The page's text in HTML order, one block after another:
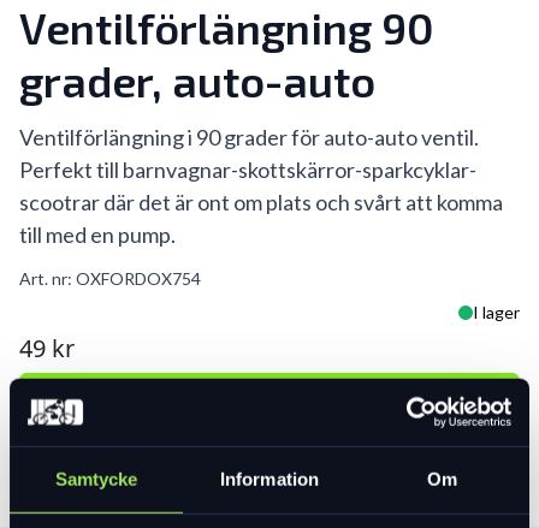
Samtycke Information Om
Ventilförlängning 90
grader, auto-auto
Ventilförlängning i 90 grader för auto-auto ventil.
Perfekt till barnvagnar-skottskärror-sparkcyklar-
scootrar där det är ont om plats och svårt att komma
till med en pump.
Art. nr: OXFORDOX754
I lager
49 kr